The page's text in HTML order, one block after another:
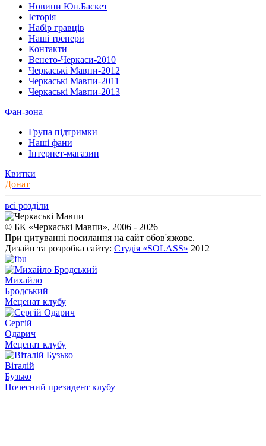
Новини Юн.Баскет
Історія
Набір гравців
Наші тренери
Контакти
Венето-Черкаси-2010
Черкаські Мавпи-2012
Черкаські Мавпи-2011
Черкаські Мавпи-2013
Фан-зона
Група підтримки
Наші фани
Інтернет-магазин
Квитки
Донат
всі розділи
© БК «Черкаські Мавпи», 2006 - 2026
При цитуванні посилання на сайт обов'язкове.
Дизайн та розробка сайту: Студія «SOLASS» 2012
Михайло
Бродський
Меценат клубу
Сергій
Одарич
Меценат клубу
Віталій
Бузько
Почесний президент клубу